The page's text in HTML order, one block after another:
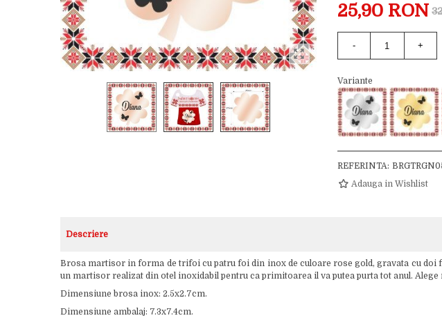
25,90 RON
- +
Variante
REFERINTA:
Adauga in Wishlist
Descriere
Brosa martisor in forma de trifoi cu patru foi din inox de culoare rose gold, gravata cu
un martisor realizat din otel inoxidabil pentru ca primitoarea il va putea purta tot anul.
Dimensiune brosa inox: 2.5x2.7cm.
Dimensiune ambalaj: 7.3x7.4cm.